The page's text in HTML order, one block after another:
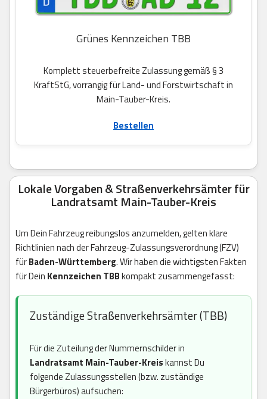
Grünes Kennzeichen TBB
Komplett steuerbefreite Zulassung gemäß § 3
KraftStG, vorrangig für Land- und Forstwirtschaft in
Main-Tauber-Kreis.
Bestellen
Lokale Vorgaben & Straßenverkehrsämter für
Landratsamt Main-Tauber-Kreis
Um Dein Fahrzeug reibungslos anzumelden, gelten klare
Richtlinien nach der Fahrzeug-Zulassungsverordnung (FZV)
fürBaden-Württemberg. Wir haben die wichtigsten Fakten
für Dein Kennzeichen TBBkompakt zusammengefasst:
Zuständige Straßenverkehrsämter (TBB)
Für die Zuteilung der Nummernschilder in
Landratsamt Main-Tauber-Kreiskannst Du
folgende Zulassungsstellen (bzw. zuständige
Bürgerbüros) aufsuchen: